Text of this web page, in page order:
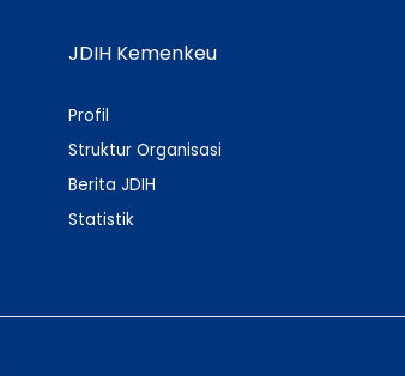
JDIH Kemenkeu
Profil
Struktur Organisasi
Berita JDIH
Statistik